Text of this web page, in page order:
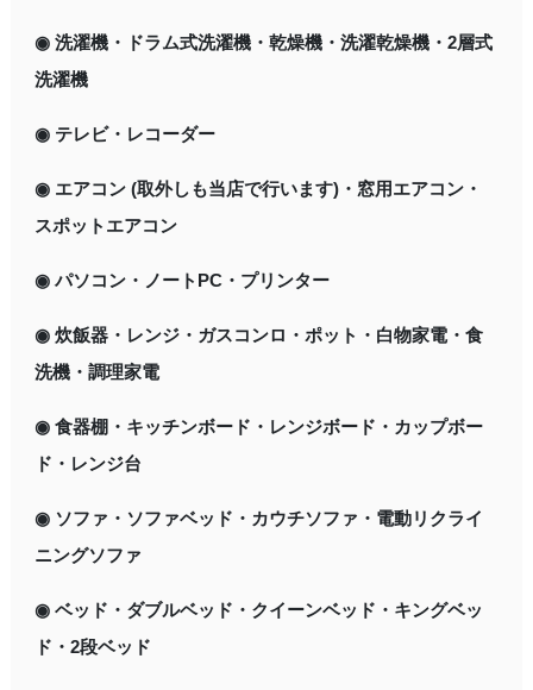
◉ 洗濯機・ドラム式洗濯機・乾燥機・洗濯乾燥機・2層式
洗濯機
◉ テレビ・レコーダー
◉ エアコン (取外しも当店で行います)・窓用エアコン・
スポットエアコン
◉ パソコン・ノートPC・プリンター
◉ 炊飯器・レンジ・ガスコンロ・ポット・白物家電・食
洗機・調理家電
◉ 食器棚・キッチンボード・レンジボード・カップボー
ド・レンジ台
◉ ソファ・ソファベッド・カウチソファ・電動リクライ
ニングソファ
◉ ベッド・ダブルベッド・クイーンベッド・キングベッ
ド・2段ベッド